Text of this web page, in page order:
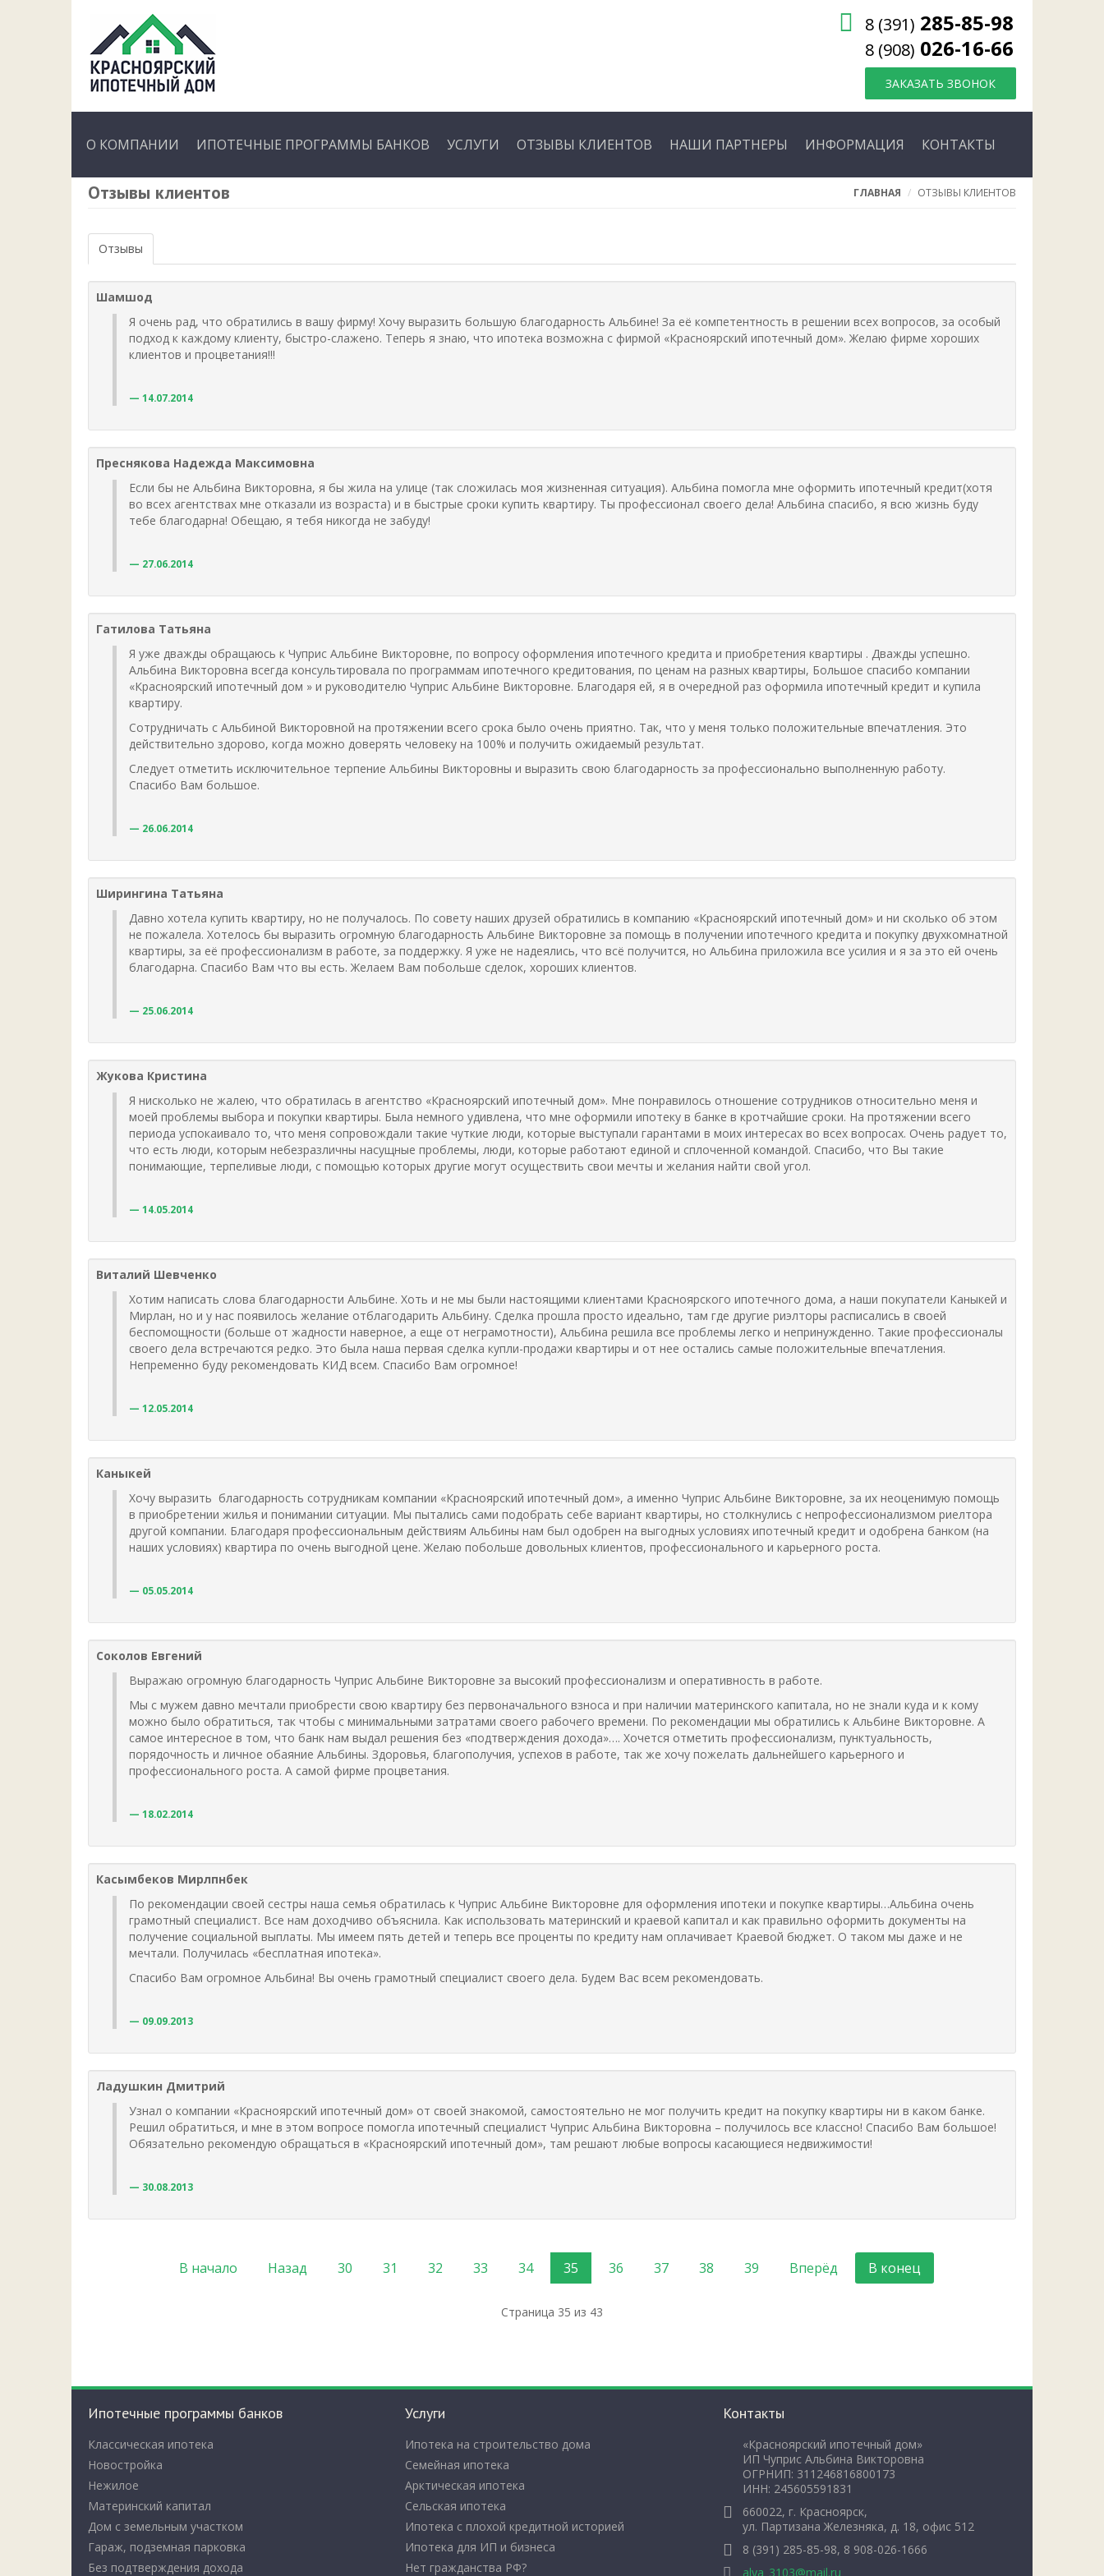
8 (391) 285-85-98
8 (908) 026-16-66
ЗАКАЗАТЬ ЗВОНОК
О КОМПАНИИ ИПОТЕЧНЫЕ ПРОГРАММЫ БАНКОВ УСЛУГИ ОТЗЫВЫ КЛИЕНТОВ НАШИ ПАРТНЕРЫ ИНФОРМАЦИЯ КОНТАКТЫ
ГЛАВНАЯ ОТЗЫВЫ КЛИЕНТОВ
Отзывы клиентов
Отзывы
Шамшод
Я очень рад, что обратились в вашу фирму! Хочу выразить большую благодарность Альбине! За её компетентность в решении всех вопросов, за особый
подход к каждому клиенту, быстро-слажено. Теперь я знаю, что ипотека возможна с фирмой «Красноярский ипотечный дом». Желаю фирме хороших
клиентов и процветания!!!
14.07.2014
Преснякова Надежда Максимовна
Если бы не Альбина Викторовна, я бы жила на улице (так сложилась моя жизненная ситуация). Альбина помогла мне оформить ипотечный кредит(хотя
во всех агентствах мне отказали из возраста) и в быстрые сроки купить квартиру. Ты профессионал своего дела! Альбина спасибо, я всю жизнь буду
тебе благодарна! Обещаю, я тебя никогда не забуду!
27.06.2014
Гатилова Татьяна
Я уже дважды обращаюсь к Чуприс Альбине Викторовне, по вопросу оформления ипотечного кредита и приобретения квартиры . Дважды успешно.
Альбина Викторовна всегда консультировала по программам ипотечного кредитования, по ценам на разных квартиры, Большое спасибо компании
«Красноярский ипотечный дом » и руководителю Чуприс Альбине Викторовне. Благодаря ей, я в очередной раз оформила ипотечный кредит и купила
квартиру.
Сотрудничать с Альбиной Викторовной на протяжении всего срока было очень приятно. Так, что у меня только положительные впечатления. Это
действительно здорово, когда можно доверять человеку на 100% и получить ожидаемый результат.
Следует отметить исключительное терпение Альбины Викторовны и выразить свою благодарность за профессионально выполненную работу.
Спасибо Вам большое.
26.06.2014
Ширингина Татьяна
Давно хотела купить квартиру, но не получалось. По совету наших друзей обратились в компанию «Красноярский ипотечный дом» и ни сколько об этом
не пожалела. Хотелось бы выразить огромную благодарность Альбине Викторовне за помощь в получении ипотечного кредита и покупку двухкомнатной
квартиры, за её профессионализм в работе, за поддержку. Я уже не надеялись, что всё получится, но Альбина приложила все усилия и я за это ей очень
благодарна. Спасибо Вам что вы есть. Желаем Вам побольше сделок, хороших клиентов.
25.06.2014
Жукова Кристина
Я нисколько не жалею, что обратилась в агентство «Красноярский ипотечный дом». Мне понравилось отношение сотрудников относительно меня и
моей проблемы выбора и покупки квартиры. Была немного удивлена, что мне оформили ипотеку в банке в кротчайшие сроки. На протяжении всего
периода успокаивало то, что меня сопровождали такие чуткие люди, которые выступали гарантами в моих интересах во всех вопросах. Очень радует то,
что есть люди, которым небезразличны насущные проблемы, люди, которые работают единой и сплоченной командой. Спасибо, что Вы такие
понимающие, терпеливые люди, с помощью которых другие могут осуществить свои мечты и желания найти свой угол.
14.05.2014
Виталий Шевченко
Хотим написать слова благодарности Альбине. Хоть и не мы были настоящими клиентами Красноярского ипотечного дома, а наши покупатели Каныкей и
Мирлан, но и у нас появилось желание отблагодарить Альбину. Сделка прошла просто идеально, там где другие риэлторы расписались в своей
беспомощности (больше от жадности наверное, а еще от неграмотности), Альбина решила все проблемы легко и непринужденно. Такие профессионалы
своего дела встречаются редко. Это была наша первая сделка купли-продажи квартиры и от нее остались самые положительные впечатления.
Непременно буду рекомендовать КИД всем. Спасибо Вам огромное!
12.05.2014
Каныкей
Хочу выразить благодарность сотрудникам компании «Красноярский ипотечный дом», а именно Чуприс Альбине Викторовне, за их неоценимую помощь
в приобретении жилья и понимании ситуации. Мы пытались сами подобрать себе вариант квартиры, но столкнулись с непрофессионализмом риелтора
другой компании. Благодаря профессиональным действиям Альбины нам был одобрен на выгодных условиях ипотечный кредит и одобрена банком (на
наших условиях) квартира по очень выгодной цене. Желаю побольше довольных клиентов, профессионального и карьерного роста.
05.05.2014
Соколов Евгений
Выражаю огромную благодарность Чуприс Альбине Викторовне за высокий профессионализм и оперативность в работе.
Мы с мужем давно мечтали приобрести свою квартиру без первоначального взноса и при наличии материнского капитала, но не знали куда и к кому
можно было обратиться, так чтобы с минимальными затратами своего рабочего времени. По рекомендации мы обратились к Альбине Викторовне. А
самое интересное в том, что банк нам выдал решения без «подтверждения дохода»…. Хочется отметить профессионализм, пунктуальность,
порядочность и личное обаяние Альбины. Здоровья, благополучия, успехов в работе, так же хочу пожелать дальнейшего карьерного и
профессионального роста. А самой фирме процветания.
18.02.2014
Касымбеков Мирлпнбек
По рекомендации своей сестры наша семья обратилась к Чуприс Альбине Викторовне для оформления ипотеки и покупке квартиры…Альбина очень
грамотный специалист. Все нам доходчиво объяснила. Как использовать материнский и краевой капитал и как правильно оформить документы на
получение социальной выплаты. Мы имеем пять детей и теперь все проценты по кредиту нам оплачивает Краевой бюджет. О таком мы даже и не
мечтали. Получилась «бесплатная ипотека».
Спасибо Вам огромное Альбина! Вы очень грамотный специалист своего дела. Будем Вас всем рекомендовать.
09.09.2013
Ладушкин Дмитрий
Узнал о компании «Красноярский ипотечный дом» от своей знакомой, самостоятельно не мог получить кредит на покупку квартиры ни в каком банке.
Решил обратиться, и мне в этом вопросе помогла ипотечный специалист Чуприс Альбина Викторовна – получилось все классно! Спасибо Вам большое!
Обязательно рекомендую обращаться в «Красноярский ипотечный дом», там решают любые вопросы касающиеся недвижимости!
30.08.2013
В начало Назад 30 31 32 33 34 35 36 37 38 39 Вперёд В конец
Страница 35 из 43
Ипотечные программы банков
Классическая ипотека
Новостройка
Нежилое
Материнский капитал
Дом с земельным участком
Гараж, подземная парковка
Без подтверждения дохода
Услуги
Ипотека на строительство дома
Семейная ипотека
Арктическая ипотека
Сельская ипотека
Ипотека с плохой кредитной историей
Ипотека для ИП и бизнеса
Нет гражданства РФ?
Контакты
«Красноярский ипотечный дом»
ИП Чуприс Альбина Викторовна
ОГРНИП: 311246816800173
ИНН: 245605591831
660022, г. Красноярск,
ул. Партизана Железняка, д. 18, офис 512
8 (391) 285-85-98, 8 908-026-1666
alya_3103@mail.ru